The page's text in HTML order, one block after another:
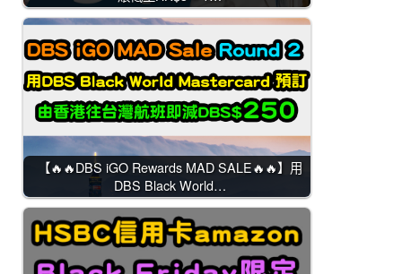
【🔥🔥DBS iGO Rewards MAD SALE🔥🔥】用
DBS Black World…